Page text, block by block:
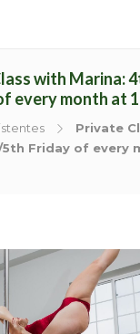
with Marina:
every month at
Private
5th Friday of every